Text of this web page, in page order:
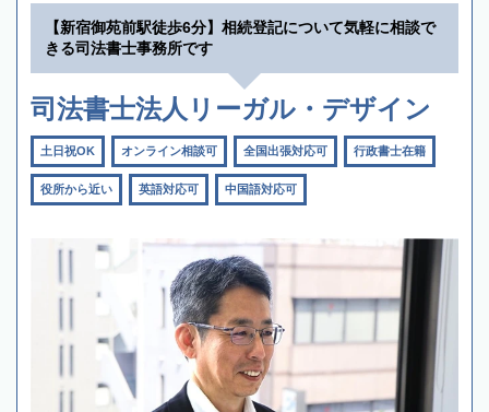
【新宿御苑前駅徒歩6分】相続登記について気軽に相談で
きる司法書士事務所です
司法書士法人リーガル・デザイン
土日祝OK オンライン相談可 全国出張対応可 行政書士在籍
役所から近い 英語対応可 中国語対応可